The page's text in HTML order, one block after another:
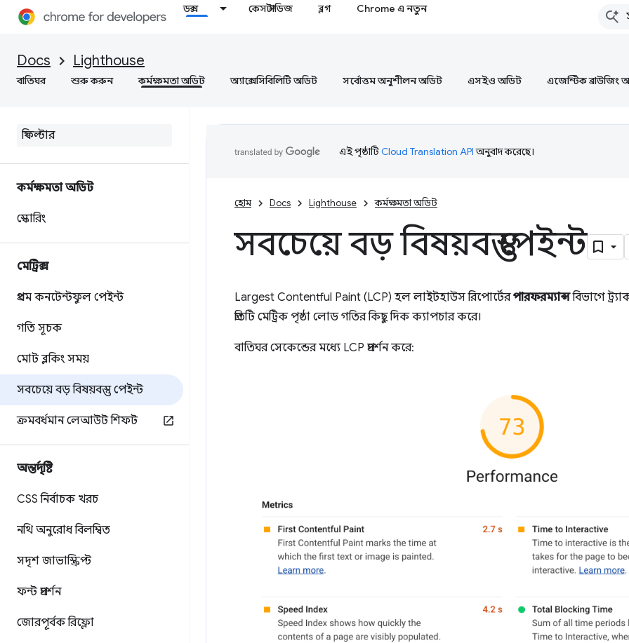
ডক্স কেস স্টাডিজ ব্লগ Chrome এ নতুন
Docs Lighthouse
বাতিঘর শুরু করুন কর্মক্ষমতা অডিট অ্যাক্সেসিবিলিটি অডিট সর্বোত্তম অনুশীলন অডিট এসইও অডিট এজেন্টিক ব্রাউজিং
কর্মক্ষমতা অডিট
স্কোরিং
মেট্রিক্স
প্রথম কনটেন্টফুল পেইন্ট
গতি সূচক
মোট ব্লকিং সময়
সবচেয়ে বড় বিষয়বস্তু পেইন্ট
ক্রমবর্ধমান লেআউট শিফট
অন্তর্দৃষ্টি
CSS নির্বাচক খরচ
নথি অনুরোধ বিলম্বিত
সদৃশ জাভাস্ক্রিপ্ট
ফন্ট প্রদর্শন
জোরপূর্বক রিফ্লো
এই পৃষ্ঠাটিCloud Translation APIঅনুবাদ করেছে।
হোম Docs Lighthouse কর্মক্ষমতা অডিট
সবচেয়ে বড় বিষয়বস্তু পেইন্ট
Largest Contentful Paint (LCP) হল লাইটহাউস রিপোর্টেরপারফরম্যান্সবিভাগে
প্রতিটি মেট্রিক পৃষ্ঠা লোড গতির কিছু দিক ক্যাপচার করে।
বাতিঘর সেকেন্ডের মধ্যে LCP প্রদর্শন করে: